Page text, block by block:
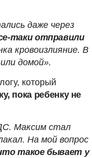
даже через
таки отправили
кровоизлияние. В
домой».
который
пока ребенку не
Максим стал
На мой вопрос
такое бывает у